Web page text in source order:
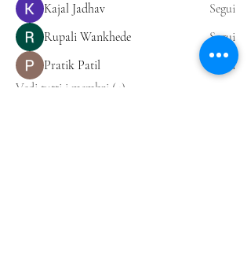
Kajal Jadhav
Segui
Rupali Wankhede
Segui
Pratik Patil
Segui
Vedi tutti i membri (4)